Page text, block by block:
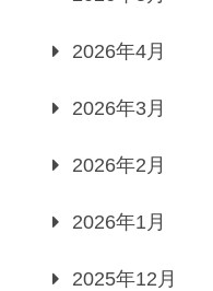
2026年4月
2026年3月
2026年2月
2026年1月
2025年12月